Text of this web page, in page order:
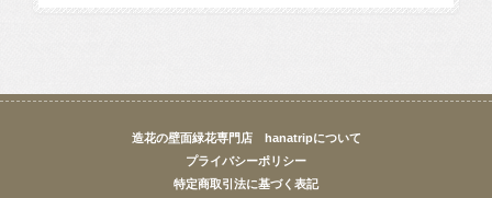
造花の壁面緑花専門店 hanatripについて
プライバシーポリシー
特定商取引法に基づく表記